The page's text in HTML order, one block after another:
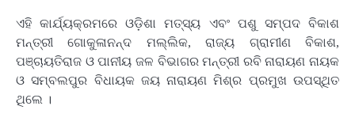
ଏହି କାର୍ଯ୍ୟକ୍ରମରେ ଓଡ଼ିଶା ମତ୍ସ୍ୟ ଏବଂ ପଶୁ ସମ୍ପଦ ବିକାଶ
ମନ୍ତ୍ରୀ ଗୋକୁଳାନନ୍ଦ ମଲ୍ଲିକ, ରାଜ୍ୟ ଗ୍ରାମୀଣ ବିକାଶ,
ପଞ୍ଚାୟତିରାଜ ଓ ପାନୀୟ ଜଳ ବିଭାଗର ମନ୍ତ୍ରୀ ରବି ନାରାୟଣ ନାୟକ
ଓ ସମ୍ବଲପୁର ବିଧାୟକ ଜୟ ନାରାୟଣ ମିଶ୍ର ପ୍ରମୁଖ ଉପସ୍ଥିତ
ଥିଲେ ।